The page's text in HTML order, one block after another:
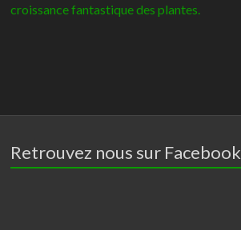
croissance fantastique des plantes.
Retrouvez nous sur Facebook